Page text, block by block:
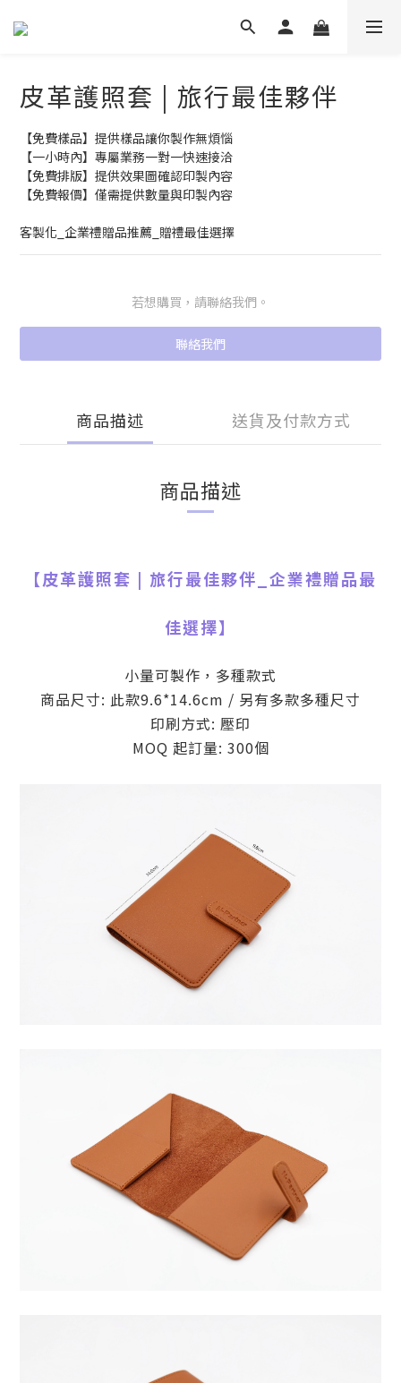
皮革護照套 | 旅行最佳夥伴
【免費樣品】提供樣品讓你製作無煩惱
【一小時內】專屬業務一對一快速接洽
【免費排版】提供效果圖確認印製內容
【免費報價】僅需提供數量與印製內容
客製化_企業禮贈品推薦_贈禮最佳選擇
若想購買，請聯絡我們。
聯絡我們
商品描述 送貨及付款方式
商品描述
【皮革護照套 | 旅行最佳夥伴 企業禮贈品最
佳選擇】
小量可製作，多種款式
商品尺寸: 此款9.6*14.6cm / 另有多款多種尺寸
印刷方式: 壓印
MOQ 起訂量: 300個